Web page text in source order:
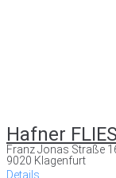
Hafner
Franz Jonas Straße
9020 Klagenfurt
Details